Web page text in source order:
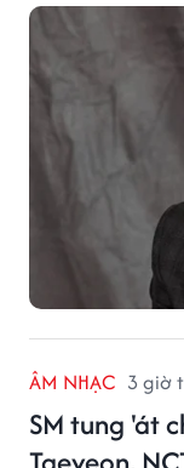
ÂM NHẠC 3 giờ
SM tung 'át